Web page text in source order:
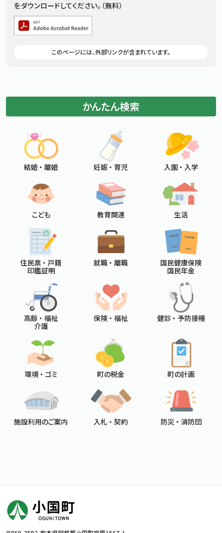
をダウンロードしてください。（無料）
追加情報：外部リンク
このページには、外部リンクが含まれています。
かんたん検索
結婚 ・ 離婚 妊娠 ・ 育児 入園 ・ 入学
こども 教育関連 生活
住民票 ・ 戸籍
印鑑証明
就職 ・ 離職
国民健康保険
国民年金
高齢 ・ 福祉
介護
保険 ・ 福祉 健診 ・ 予防接種
環境 ・ ゴミ 町の税金 町の計画
施設利用のご案内 入札 ・ 契約 防災 ・ 消防団